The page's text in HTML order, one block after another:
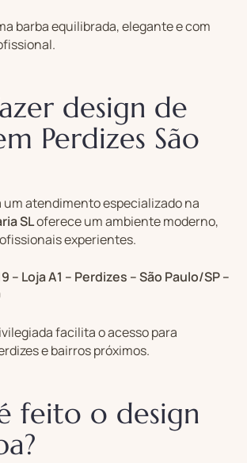
barba equilibrada, elegante e com
design de
Perdizes São
um atendimento especializado na
SLoferece um ambiente moderno,
experientes.
– Loja A1 – Perdizes – São Paulo/SP –
facilita o acesso para
e bairros próximos.
feito o design